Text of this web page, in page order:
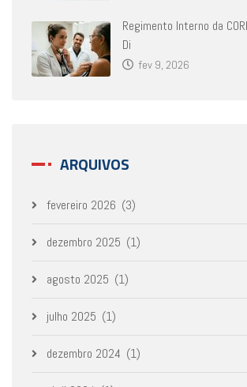
Regimento Interno da
Di
fev 9, 2026
ARQUIVOS
fevereiro 2026 (3)
dezembro 2025 (1)
agosto 2025 (1)
julho 2025 (1)
dezembro 2024 (1)